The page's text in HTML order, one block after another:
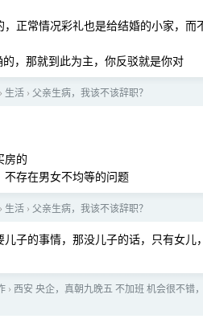
正常情况彩礼也是给结婚的小家，
，那就到此为主，你反驳就是你对
› 生活 › 父亲生病，我该不该辞职？
房的
存在男女不均等的问题
› 生活 › 父亲生病，我该不该辞职？
子的事情，那没儿子的话，只有女
› 西安 央企，真朝九晚五 不加班 机会很不错